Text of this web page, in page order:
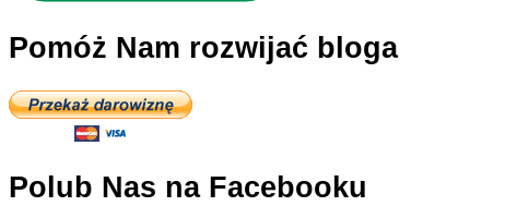
Pomóż Nam rozwijać bloga
Polub Nas na Facebooku